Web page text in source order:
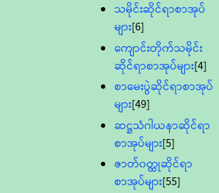
သမိုင်းဆိုင်ရာစာအုပ်
များ[6]
ကျောင်းတိုက်သမိုင်း
ဆိုင်ရာစာအုပ်များ[4]
စာမေးပွဲဆိုင်ရာစာအုပ်
များ[49]
ဆဋ္ဌသံဂါယနာဆိုင်ရာ
စာအုပ်များ[5]
ဇာတ်၀တ္ထုဆိုင်ရာ
စာအုပ်များ[55]